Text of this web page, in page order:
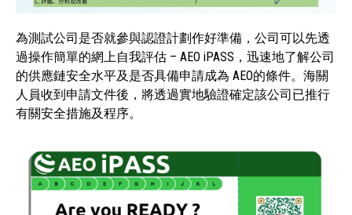
為測試公司是否就參與認證計劃作好準備，公司可以先透
過操作簡單的網上自我評估 – AEO iPASS，迅速地了解公司
的供應鏈安全水平及是否具備申請成為 AEO的條件。海關
人員收到申請文件後，將透過實地驗證確定該公司已推行
有關安全措施及程序。